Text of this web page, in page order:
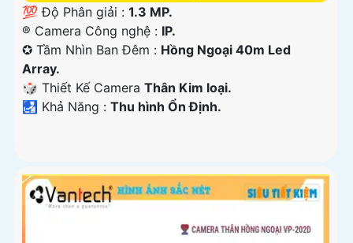
💯 Độ Phân giải : 1.3 MP.
®️ Camera Công nghệ : IP.
✪ Tầm Nhìn Ban Đêm : Hồng Ngoại 40m Led
Array.
🎲 Thiết Kế Camera Thân Kim loại.
️🛃 Khả Năng : Thu hình Ổn Định.